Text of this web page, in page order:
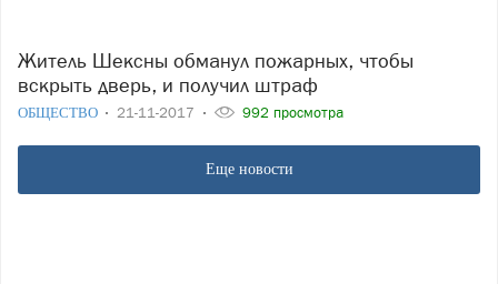
Житель Шексны обманул пожарных, чтобы
вскрыть дверь, и получил штраф
ОБЩЕСТВО 21-11-2017 992 просмотра
Еще новости